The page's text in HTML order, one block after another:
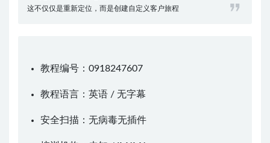
这不仅仅是重新定位，而是创建自定义客户旅程
教程编号：0918247607
教程语言：英语 / 无字幕
安全扫描：无病毒无插件